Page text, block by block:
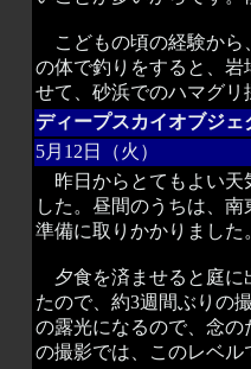
こどもの頃の経験から
の体で釣りをすると、
せて、砂浜でのハマグ
ディープスカイオブジ
5月12日（火）
昨日からとてもよい天
した。昼間のうちは、
準備に取りかかりまし
夕食を済ませると庭に
たので、約3週間ぶりの
の露光になるので、念の
の撮影では、このレベ